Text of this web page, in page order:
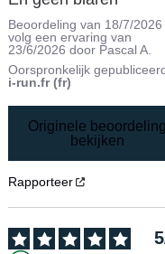
Beoordeling van 18/7/2026
volg een ervaring van
23/6/2026 door Pascal A.
Oorspronkelijk
i-run.fr (fr)
Originele
bekijken
Rapporteer
5